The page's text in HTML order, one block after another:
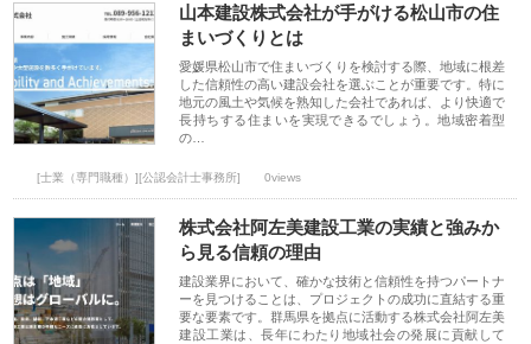
山本建設株式会社が手がける松山市の住
まいづくりとは
愛媛県松山市で住まいづくりを検討する際、地域に根差
した信頼性の高い建設会社を選ぶことが重要です。特に
地元の風土や気候を熟知した会社であれば、より快適で
長持ちする住まいを実現できるでしょう。地域密着型
の…
[士業（専門職種）][公認会計士事務所] 0views
株式会社阿左美建設工業の実績と強みか
ら見る信頼の理由
建設業界において、確かな技術と信頼性を持つパートナ
ーを見つけることは、プロジェクトの成功に直結する重
要な要素です。群馬県を拠点に活動する株式会社阿左美
建設工業は、長年にわたり地域社会の発展に貢献して